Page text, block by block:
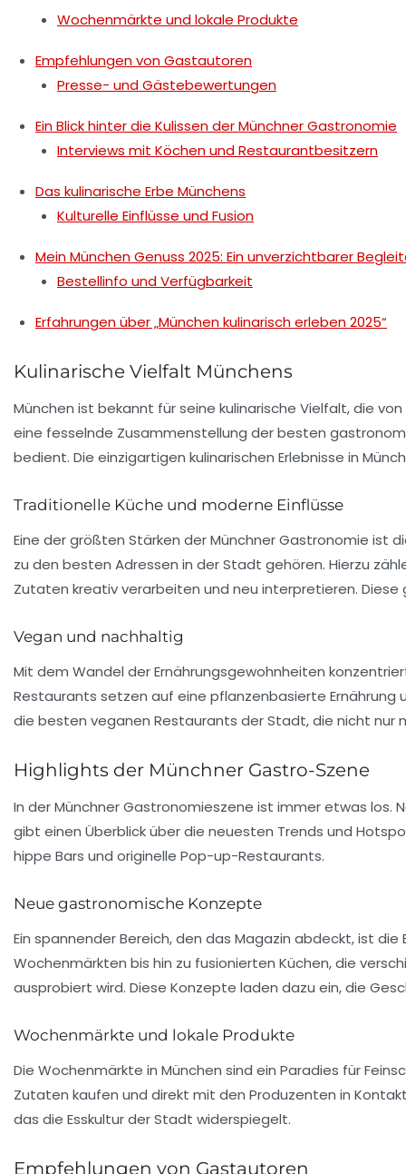
Wochenmärkte und lokale Produkte
Empfehlungen von Gastautoren
Presse- und Gästebewertungen
Ein Blick hinter die Kulissen der Münchner Gastronomie
Interviews mit Köchen und Restaurantbesitzern
Das kulinarische Erbe Münchens
Kulturelle Einflüsse und Fusion
Mein München Genuss 2025: Ein unverzichtbarer
Bestellinfo und Verfügbarkeit
Erfahrungen über „München kulinarisch erleben 2025“
Kulinarische Vielfalt Münchens
München ist bekannt für seine kulinarische Vielfalt, die
eine fesselnde Zusammenstellung der besten
bedient. Die einzigartigen kulinarischen Erlebnisse in
Traditionelle Küche und moderne Einflüsse
Eine der größten Stärken der Münchner Gastronomie ist
zu den besten Adressen in der Stadt gehören. Hierzu
Zutaten kreativ verarbeiten und neu interpretieren.
Vegan und nachhaltig
Mit dem Wandel der Ernährungsgewohnheiten
Restaurants setzen auf eine pflanzenbasierte Ernährung
die besten veganen Restaurants der Stadt, die nicht nur
Highlights der Münchner Gastro-Szene
In der Münchner Gastronomieszene ist immer etwas los.
gibt einen Überblick über die neuesten Trends und
hippe Bars und originelle Pop-up-Restaurants.
Neue gastronomische Konzepte
Ein spannender Bereich, den das Magazin abdeckt, ist
Wochenmärkten bis hin zu fusionierten Küchen, die
ausprobiert wird. Diese Konzepte laden dazu ein, die
Wochenmärkte und lokale Produkte
Die Wochenmärkte in München sind ein Paradies für
Zutaten kaufen und direkt mit den Produzenten in
das die Esskultur der Stadt widerspiegelt.
Empfehlungen von Gastautoren